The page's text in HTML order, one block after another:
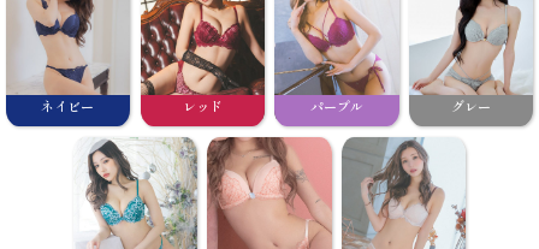
ネイビー レッド パープル グレー